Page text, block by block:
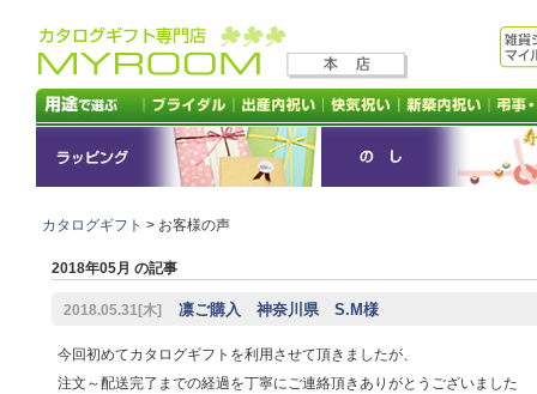
カタログギフト > お客様の声
2018年05月 の記事
2018.05.31[木] 凛ご購入 神奈川県 S.M様
今回初めてカタログギフトを利用させて頂きましたが、
注文～配送完了までの経過を丁寧にご連絡頂きありがとうございました